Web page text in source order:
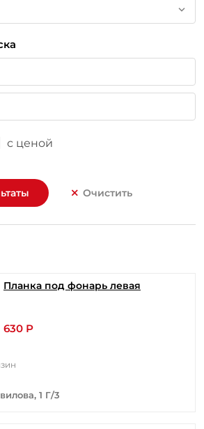
с ценой
Очистить
Планка под фонарь левая
630 Р
1 Г/3